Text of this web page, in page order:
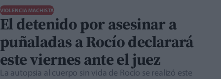
VIOLENCIA MACHISTA
El detenido por asesinar a
puñaladas a Rocío declarará
este viernes ante el juez
La autopsia al cuerpo sin vida de Rocío se realizó este